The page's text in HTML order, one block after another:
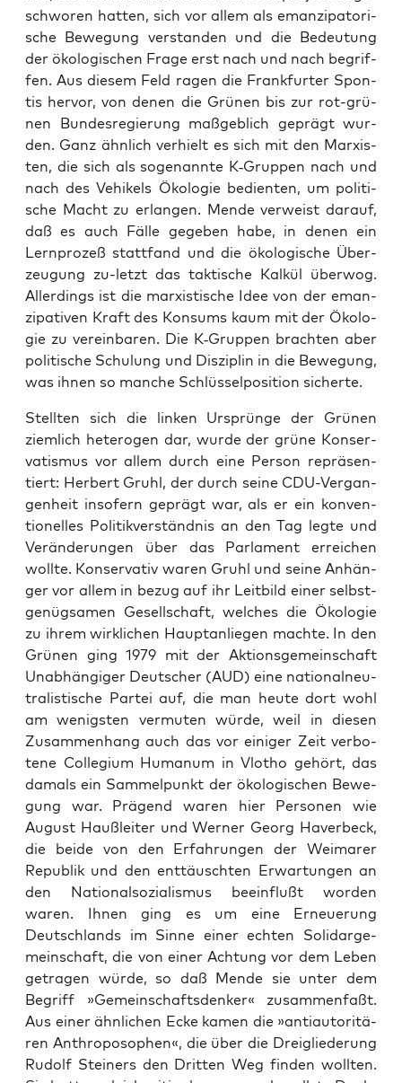
schwo­ren hat­ten, sich vor allem als eman­zi­pa­to­ri­
sche Bewe­gung ver­stan­den und die Bedeu­tung
der öko­lo­gi­schen Fra­ge erst nach und nach begrif­
fen. Aus die­sem Feld ragen die Frank­fur­ter Spon­
tis her­vor, von denen die Grü­nen bis zur rot-grü­
nen Bun­des­re­gie­rung maß­geb­lich geprägt wur­
den. Ganz ähn­lich ver­hielt es sich mit den Mar­xis­
ten, die sich als soge­nann­te K‑Gruppen nach und
nach des Vehi­kels Öko­lo­gie bedien­ten, um poli­ti­
sche Macht zu erlan­gen. Men­de ver­weist dar­auf,
daß es auch Fäl­le gege­ben habe, in denen ein
Lern­pro­zeß statt­fand und die öko­lo­gi­sche Über­
zeu­gung zu-letzt das tak­ti­sche Kal­kül über­wog.
Aller­dings ist die mar­xis­ti­sche Idee von der eman­
zi­pa­ti­ven Kraft des Kon­sums kaum mit der Öko­lo­
gie zu ver­ein­ba­ren. Die K‑Gruppen brach­ten aber
poli­ti­sche Schu­lung und Dis­zi­plin in die Bewe­gung,
was ihnen so man­che Schlüs­sel­po­si­ti­on sicherte.
Stell­ten sich die lin­ken Ursprün­ge der Grü­nen
ziem­lich hete­ro­gen dar, wur­de der grü­ne Kon­ser­
va­tis­mus vor allem durch eine Per­son reprä­sen­
tiert: Her­bert Gruhl, der durch sei­ne CDU-Ver­gan­
gen­heit inso­fern geprägt war, als er ein kon­ven­
tio­nel­les Poli­tik­ver­ständ­nis an den Tag leg­te und
Ver­än­de­run­gen über das Par­la­ment errei­chen
woll­te. Kon­ser­va­tiv waren Gruhl und sei­ne Anhän­
ger vor allem in bezug auf ihr Leit­bild einer selbst­
ge­nüg­sa­men Gesell­schaft, wel­ches die Öko­lo­gie
zu ihrem wirk­li­chen Haupt­an­lie­gen mach­te. In den
Grü­nen ging 1979 mit der Akti­ons­ge­mein­schaft
Unab­hän­gi­ger Deut­scher (AUD) eine natio­nal­neu­
tra­lis­ti­sche Par­tei auf, die man heu­te dort wohl
am wenigs­ten ver­mu­ten wür­de, weil in die­sen
Zusam­men­hang auch das vor eini­ger Zeit ver­bo­
te­ne Col­le­gi­um Huma­n­um in Vlo­tho gehört, das
damals ein Sam­mel­punkt der öko­lo­gi­schen Bewe­
gung war. Prä­gend waren hier Per­so­nen wie
August Hauß­lei­ter und Wer­ner Georg Haver­beck,
die bei­de von den Erfah­run­gen der Wei­ma­rer
Repu­blik und den ent­täusch­ten Erwar­tun­gen an
den Natio­nal­so­zia­lis­mus beein­flußt wor­den
waren. Ihnen ging es um eine Erneue­rung
Deutsch­lands im Sin­ne einer ech­ten Soli­dar­ge­
mein­schaft, die von einer Ach­tung vor dem Leben
getra­gen wür­de, so daß Men­de sie unter dem
Begriff »Gemein­schafts­den­ker« zusam­men­faßt.
Aus einer ähn­li­chen Ecke kamen die »anti­au­to­ri­tä­
ren Anthro­po­so­phen«, die über die Drei­glie­de­rung
Rudolf Stei­ners den Drit­ten Weg fin­den woll­ten.